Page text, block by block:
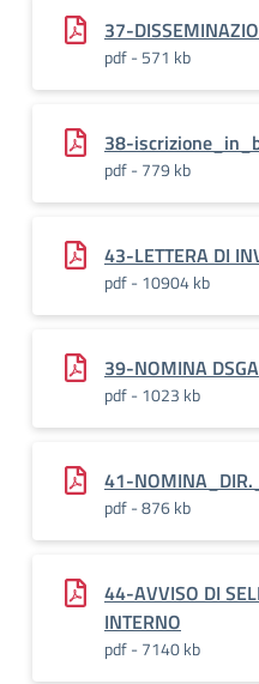
37-
pdf - 571 kb
38-
pdf - 779 kb
43-LETTERA DI
pdf - 10904 kb
39-NOMINA DSGA
pdf - 1023 kb
41-
pdf - 876 kb
44-AVVISO DI
INTERNO
pdf - 7140 kb